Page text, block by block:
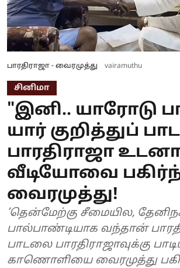
பாரதிராஜா - வைரமுத்து vairamuthu
சினிமா
"இனி.. யாரோடு
யார் குறித்துப்
பாரதிராஜா
வீடியோவை
வைரமுத்து!
’தென்மேற்கு சீமையில,
பால்பாண்டியாக வந்தான்
பாடலை பாரதிராஜாவுக்கு
காணொளியை வைரமுத்து